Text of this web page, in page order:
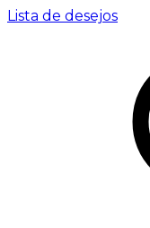
Lista de desejos